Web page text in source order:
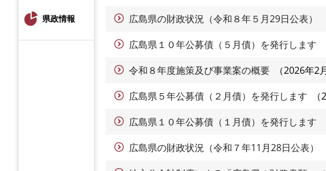
県政情報
広島県の財政状況（令和８年５月29日公表）
広島県１０年公募債（５月債）を発行します
令和８年度施策及び事業案の概要
2026年2
広島県５年公募債（２月債）を発行します
広島県１０年公募債（１月債）を発行します
広島県の財政状況（令和７年11月28日公表）